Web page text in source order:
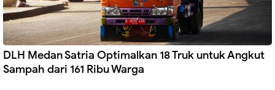
DLH Medan Satria Optimalkan 18 Truk untuk Angkut
Sampah dari 161 Ribu Warga